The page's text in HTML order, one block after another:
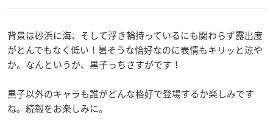
背景は砂浜に海、そして浮き輪持っているにも関わらず露出度
がとんでもなく低い！暑そうな恰好なのに表情もキリッと涼や
か。なんというか、黒子っちさすがです！
黒子以外のキャラも誰がどんな格好で登場するか楽しみです
ね。続報をお楽しみに。